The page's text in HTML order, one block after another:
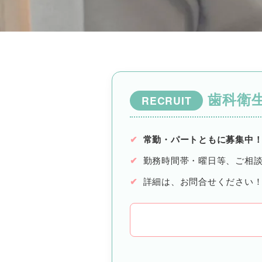
RECRUIT 歯科衛
常勤・パートともに募集中
勤務時間帯・曜日等、ご相
詳細は、お問合せください